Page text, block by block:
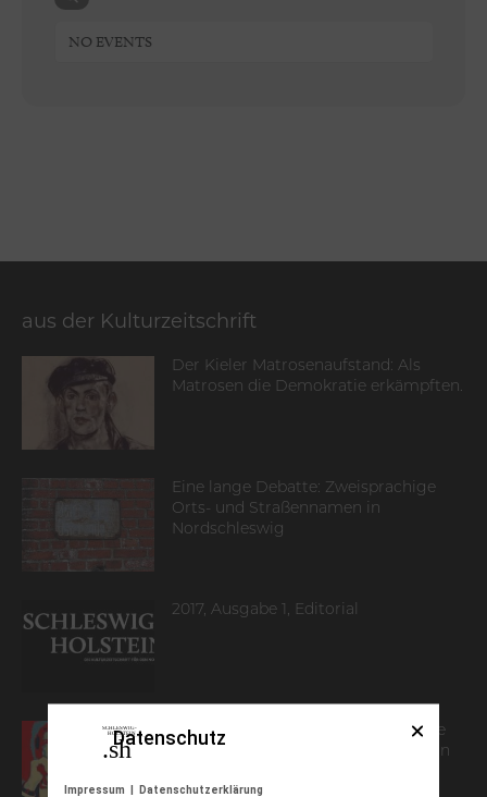
NO EVENTS
aus der Kulturzeitschrift
Der Kieler Matrosenaufstand: Als
Matrosen die Demokratie erkämpften.
Eine lange Debatte: Zweisprachige
Orts- und Straßennamen in
Nordschleswig
2017, Ausgabe 1, Editorial
Martin Lätzels Ana[B]log: „Der echte
Norden“ für mehr Selbstbewusstsein
Datenschutz
Impressum | Datenschutzerklärung